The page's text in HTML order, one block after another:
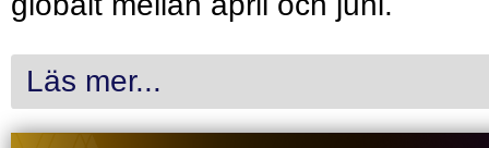
Läs mer...